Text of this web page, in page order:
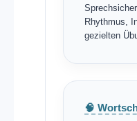
Rhythmus,
gezielten
🧠